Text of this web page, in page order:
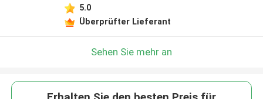
5.0
Überprüfter Lieferant
Sehen Sie mehr an